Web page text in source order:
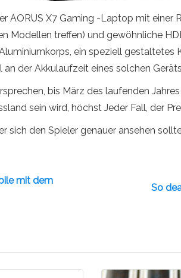
AORUS X7 Gaming -Laptop mit einer
Modellen treffen) und gewöhnliche
ein speziell
der Akkulaufzeit eines solchen
bis März des laufenden
sein wird, höchst Jeder Fall, der
sich den Spieler genauer ansehen
mit dem
So